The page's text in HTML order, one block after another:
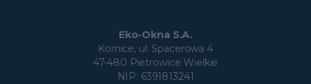
Eko-Okna S.A.
Kornice, ul. Spacerowa 4
47-480 Pietrowice Wielkie
NIP: 6391813241